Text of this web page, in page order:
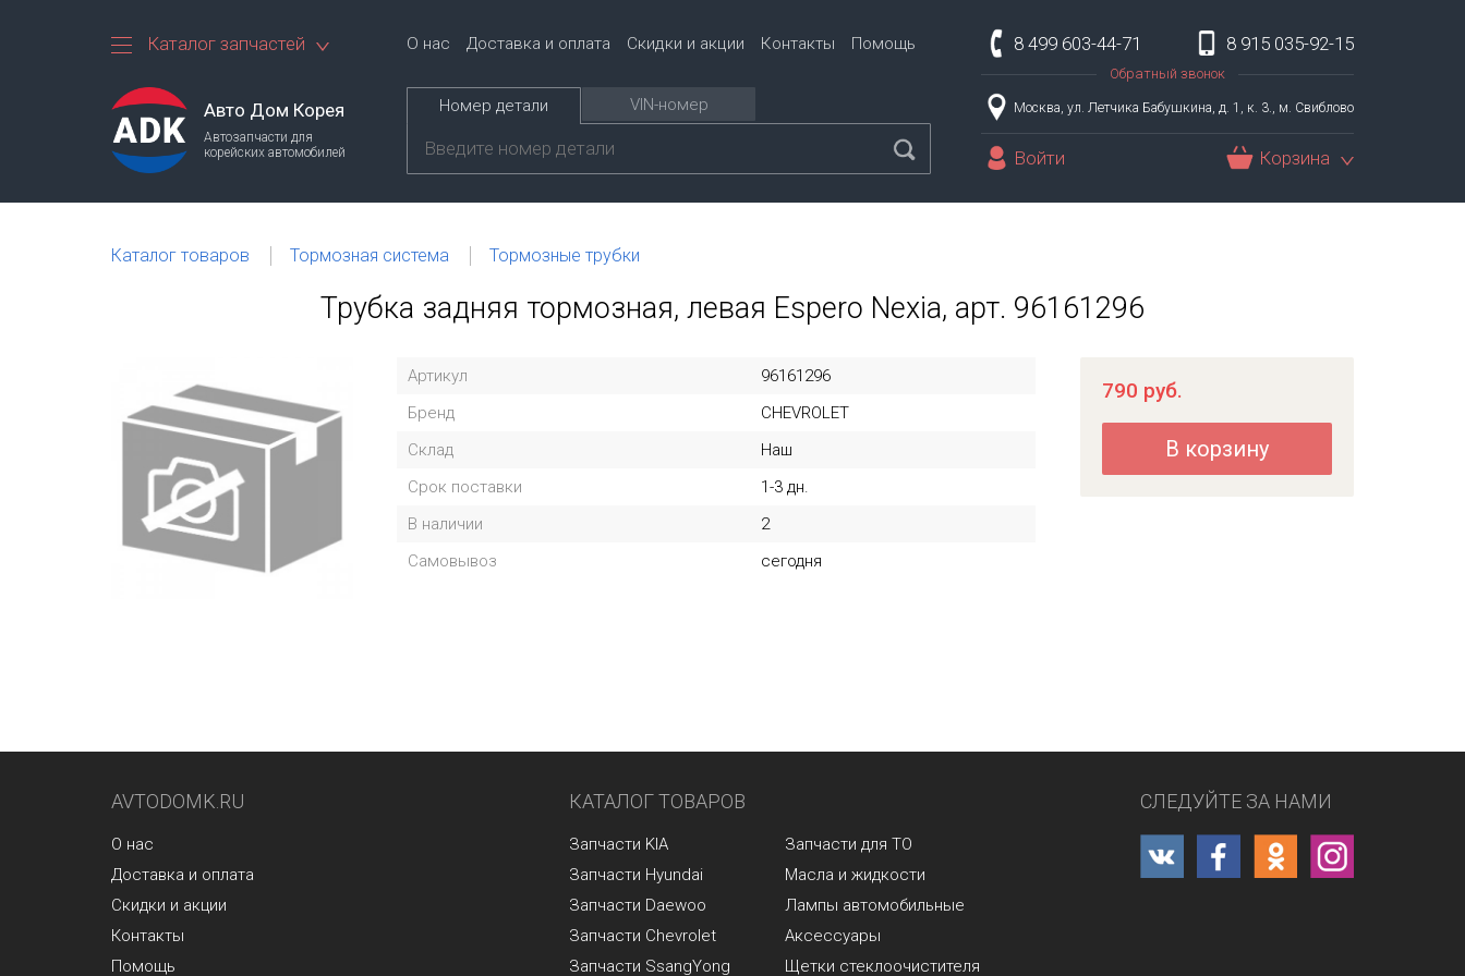
8 499 603-44-71 8 915 035-92-15
Обратный звонок
Москва, ул. Летчика Бабушкина, д. 1, к. 3., м. Свиблово
Войти Корзина
Каталог запчастей О нас Доставка и оплата Скидки и акции Контакты Помощь
Авто Дом Корея
Автозапчасти для
корейских автомобилей
Номер детали VIN-номер
Каталог товаров Тормозная система Тормозные трубки
Трубка задняя тормозная, левая Espero Nexia, арт. 96161296
Артикул
96161296
Бренд
CHEVROLET
Склад
Наш
Срок поставки
1-3 дн.
В наличии
2
Самовывоз
сегодня
790 руб.
В корзину
AVTODOMK.RU
О нас
Доставка и оплата
Скидки и акции
Контакты
Помощь
КАТАЛОГ ТОВАРОВ
Запчасти KIA
Запчасти Hyundai
Запчасти Daewoo
Запчасти Chevrolet
Запчасти SsangYong
Запчасти для ТО
Масла и жидкости
Лампы автомобильные
Аксессуары
Щетки стеклоочистителя
СЛЕДУЙТЕ ЗА НАМИ